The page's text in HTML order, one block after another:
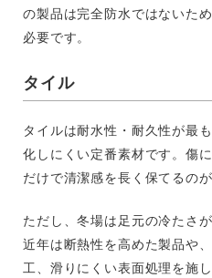
の製品は完全防水ではないた
必要です。
タイル
タイルは耐水性・耐久性が最
化しにくい定番素材です。傷
だけで清潔感を長く保てるの
ただし、冬場は足元の冷たさ
近年は断熱性を高めた製品や
工、滑りにくい表面処理を施